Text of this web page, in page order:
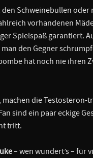
Schweinebullen
vorhandenen
Spielspaß garantiert.
den Gegner
hat noch nie ihren
machen die
sind ein paar eckige
tritt.
– wen wundert’s – für